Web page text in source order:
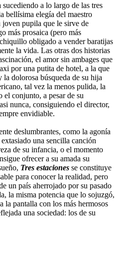
a lo largo de las tres
bellísima elegía del maestro
pupila que le sirve de
más prosaica (pero más
obligado a vender baratijas
la vida. Las otras dos historias
el amor sin ambages que
por una putita de hotel, a la que
dolorosa búsqueda de su hija
tal vez la menos pulida, la
el conjunto, a pesar de su
nunca, consiguiendo el director,
envidiable.
deslumbrantes, como la agonía
una sencilla canción
de su infancia, o el momento
ofrecer a su amada su
Tres estaciones se constituye
para conocer la realidad, pero
un país aherrojado por su pasado
la misma potencia que lo sojuzgó,
la pantalla con los más hermosos
una sociedad: los de su